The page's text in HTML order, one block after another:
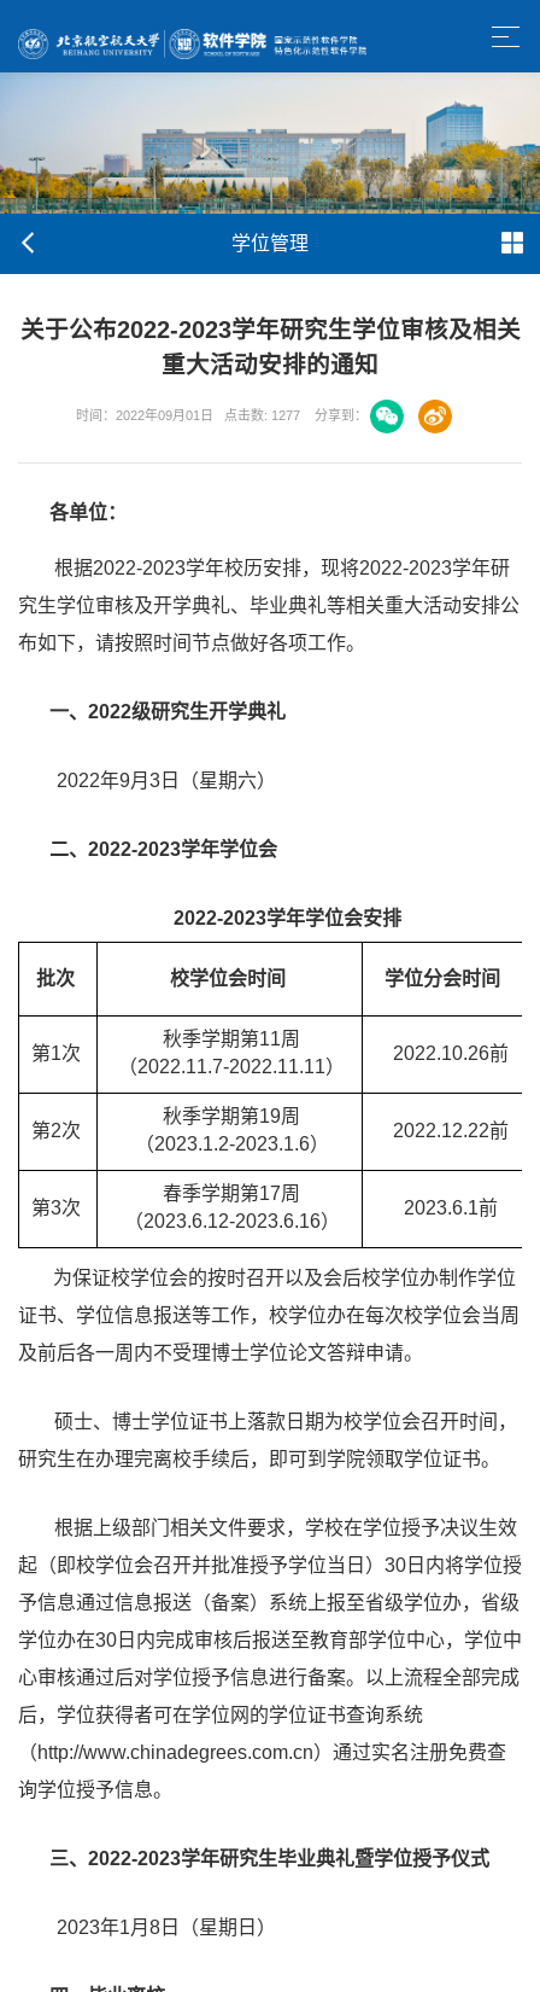
学位管理
关于公布2022-2023学年研究生学位审核及相关
重大活动安排的通知
时间：2022年09月01日 点击数: 1277 分享到：
各单位：
根据2022-2023学年校历安排，现将2022-2023学年研
究生学位审核及开学典礼、毕业典礼等相关重大活动安排公
布如下，请按照时间节点做好各项工作。
一、2022级研究生开学典礼
2022年9月3日（星期六）
二、2022-2023学年学位会
2022-2023学年学位会安排
批次 校学位会时间 学位分会时间
第1次
秋季学期第11周
（2022.11.7-2022.11.11）
2022.10.26前
第2次
秋季学期第19周
（2023.1.2-2023.1.6）
2022.12.22前
第3次
春季学期第17周
（2023.6.12-2023.6.16）
2023.6.1前
为保证校学位会的按时召开以及会后校学位办制作学位
证书、学位信息报送等工作，校学位办在每次校学位会当周
及前后各一周内不受理博士学位论文答辩申请。
硕士、博士学位证书上落款日期为校学位会召开时间，
研究生在办理完离校手续后，即可到学院领取学位证书。
根据上级部门相关文件要求，学校在学位授予决议生效
起（即校学位会召开并批准授予学位当日）30 日内将学位授
予信息通过信息报送（备案）系统上报至省级学位办，省级
学位办在30 日内完成审核后报送至教育部学位中心，学位中
心审核通过后对学位授予信息进行备案。以上流程全部完成
后，学位获得者可在学位网的学位证书查询系统
（http://www.chinadegrees.com.cn）通过实名注册免费查
询学位授予信息。
三、2022-2023学年研究生毕业典礼暨学位授予仪式
2023年1月8日（星期日）